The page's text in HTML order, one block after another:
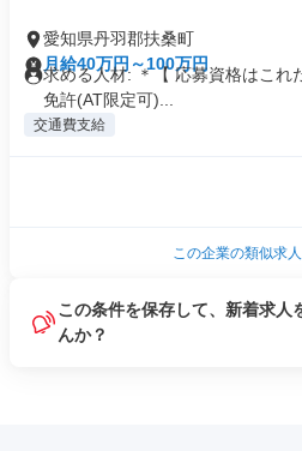
愛知県丹羽郡扶桑町
月給40万円～100万円
求める人材: ＊【 応募資格はこれ
免許(AT限定可)...
交通費支給
この企業の類似求
この条件を保存して、新着求人
んか？